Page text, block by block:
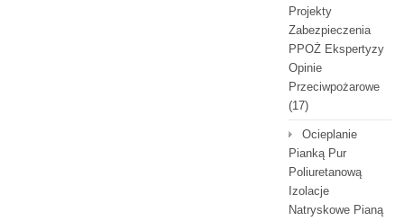
Projekty
Zabezpieczenia
PPOŻ Ekspertyzy
Opinie
Przeciwpożarowe
(17)
Ocieplanie
Pianką Pur
Poliuretanową
Izolacje
Natryskowe Pianą